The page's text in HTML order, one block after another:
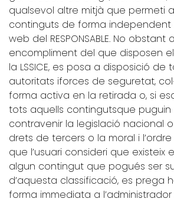
qualsevol altre mitjà que permeti
continguts de forma
web del RESPONSABLE. No obstant
encompliment del que disposen
la LSSICE, es posa a disposició de
autoritats iforces de seguretat,
forma activa en la retirada o, si
tots aquells contingutsque
contravenir la legislació nacional
drets de tercers o la moral i l’ordre
que l’usuari consideri que existeix
algun contingut que pogués ser
d’aquesta classificació, es prega
forma immediata a